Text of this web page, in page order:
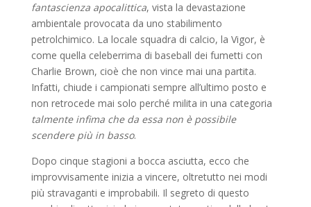
fantascienza apocalittica, vista la devastazione
ambientale provocata da uno stabilimento
petrolchimico. La locale squadra di calcio, la Vigor, è
come quella celeberrima di baseball dei fumetti con
Charlie Brown, cioè che non vince mai una partita.
Infatti, chiude i campionati sempre all’ultimo posto e
non retrocede mai solo perché milita in una categoria
talmente infima che da essa non è possibile
scendere più in basso.
Dopo cinque stagioni a bocca asciutta, ecco che
improvvisamente inizia a vincere, oltretutto nei modi
più stravaganti e improbabili. Il segreto di questo